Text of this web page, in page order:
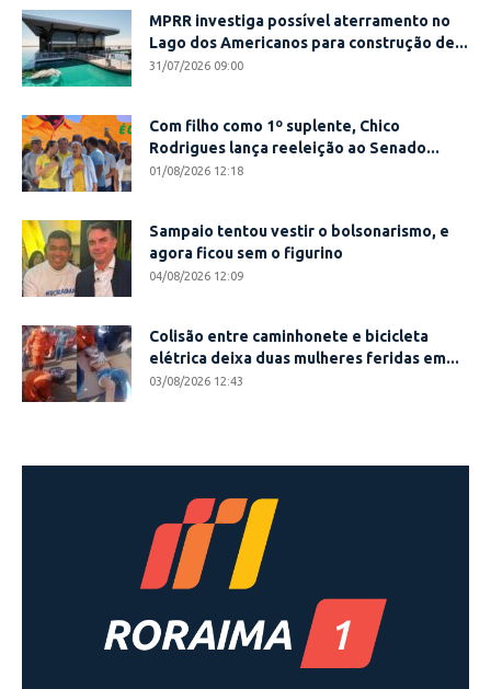
MPRR investiga possível aterramento no
Lago dos Americanos para construção de...
31/07/2026 09:00
Com filho como 1º suplente, Chico
Rodrigues lança reeleição ao Senado...
01/08/2026 12:18
Sampaio tentou vestir o bolsonarismo, e
agora ficou sem o figurino
04/08/2026 12:09
Colisão entre caminhonete e bicicleta
elétrica deixa duas mulheres feridas em...
03/08/2026 12:43